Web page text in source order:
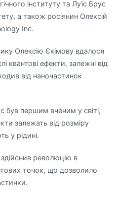
інституту та Луїс Брус
а також росіянин Олексій
Inc.
Олексію Єкімову вдалося
квантові ефекти, залежні від
від наночастинок
був першим вченим у світі,
залежать від розміру
у рідині.
революцію в
точок, що дозволило